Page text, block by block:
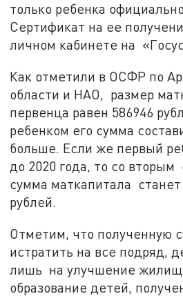
только ребенка
Сертификат на ее
личном кабинете на
Как отметили в ОСФР по
области и НАО, размер
первенца равен 586946
ребенком его сумма
больше. Если же первый
до 2020 года, то со вторым
сумма маткапитала станет
рублей.
Отметим, что полученную
истратить на все подряд,
лишь на улучшение
образование детей,